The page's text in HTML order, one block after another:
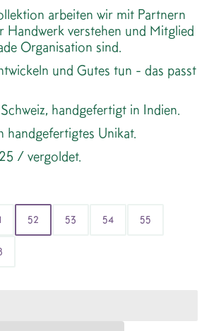
arbeiten wir mit Partnern
Handwerk verstehen und Mitglied
Organisation sind.
und Gutes tun - das passt
handgefertigt in Indien.
handgefertigtes Unikat.
/ vergoldet.
52 53 54 55